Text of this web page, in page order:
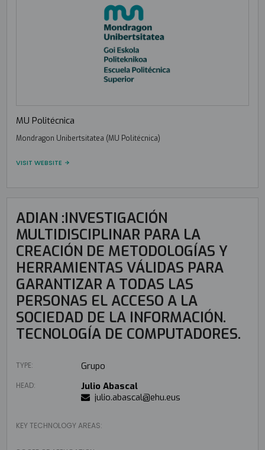
MU Politécnica
Mondragon Unibertsitatea (MU Politécnica)
VISIT WEBSITE
ADIAN :INVESTIGACIÓN
MULTIDISCIPLINAR PARA LA
CREACIÓN DE METODOLOGÍAS Y
HERRAMIENTAS VÁLIDAS PARA
GARANTIZAR A TODAS LAS
PERSONAS EL ACCESO A LA
SOCIEDAD DE LA INFORMACIÓN.
TECNOLOGÍA DE COMPUTADORES.
TYPE: Grupo
HEAD:
Julio Abascal
julio.abascal@ehu.eus
KEY TECHNOLOGY AREAS: